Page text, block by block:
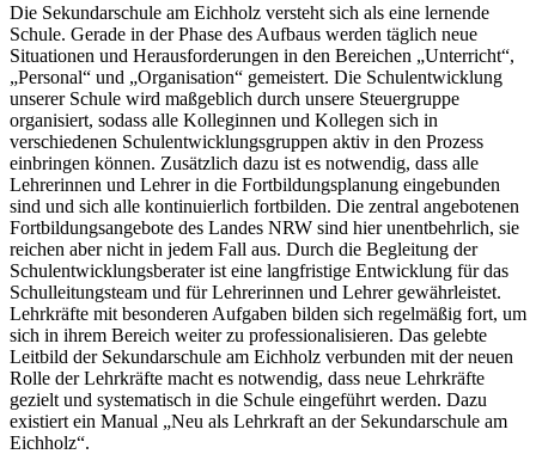
Die Sekundarschule am Eichholz versteht sich als eine lernende
Schule. Gerade in der Phase des Aufbaus werden täglich neue
Situationen und Herausforderungen in den Bereichen „Unterricht“,
„Personal“ und „Organisation“ gemeistert. Die Schulentwicklung
unserer Schule wird maßgeblich durch unsere Steuergruppe
organisiert, sodass alle Kolleginnen und Kollegen sich in
verschiedenen Schulentwicklungsgruppen aktiv in den Prozess
einbringen können. Zusätzlich dazu ist es notwendig, dass alle
Lehrerinnen und Lehrer in die Fortbildungsplanung eingebunden
sind und sich alle kontinuierlich fortbilden. Die zentral angebotenen
Fortbildungsangebote des Landes NRW sind hier unentbehrlich, sie
reichen aber nicht in jedem Fall aus. Durch die Begleitung der
Schulentwicklungsberater ist eine langfristige Entwicklung für das
Schulleitungsteam und für Lehrerinnen und Lehrer gewährleistet.
Lehrkräfte mit besonderen Aufgaben bilden sich regelmäßig fort, um
sich in ihrem Bereich weiter zu professionalisieren. Das gelebte
Leitbild der Sekundarschule am Eichholz verbunden mit der neuen
Rolle der Lehrkräfte macht es notwendig, dass neue Lehrkräfte
gezielt und systematisch in die Schule eingeführt werden. Dazu
existiert ein Manual „Neu als Lehrkraft an der Sekundarschule am
Eichholz“.